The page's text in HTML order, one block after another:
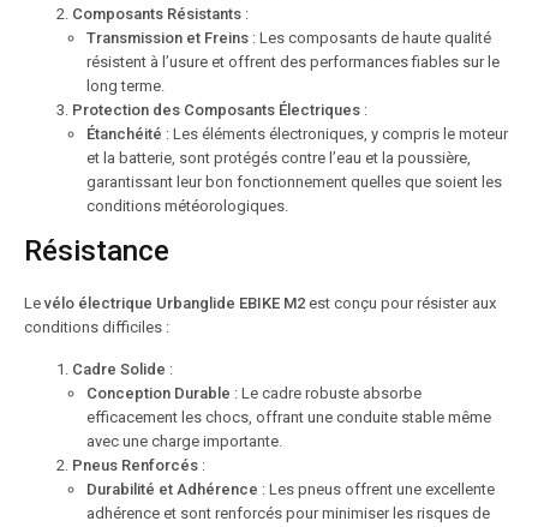
Composants Résistants :
Transmission et Freins : Les composants de haute qualité
résistent à l’usure et offrent des performances fiables sur le
long terme.
Protection des Composants Électriques :
Étanchéité : Les éléments électroniques, y compris le moteur
et la batterie, sont protégés contre l’eau et la poussière,
garantissant leur bon fonctionnement quelles que soient les
conditions météorologiques.
Résistance
Levélo électrique Urbanglide EBIKE M2 est conçu pour résister aux
conditions difficiles :
Cadre Solide :
Conception Durable : Le cadre robuste absorbe
efficacement les chocs, offrant une conduite stable même
avec une charge importante.
Pneus Renforcés :
Durabilité et Adhérence : Les pneus offrent une excellente
adhérence et sont renforcés pour minimiser les risques de